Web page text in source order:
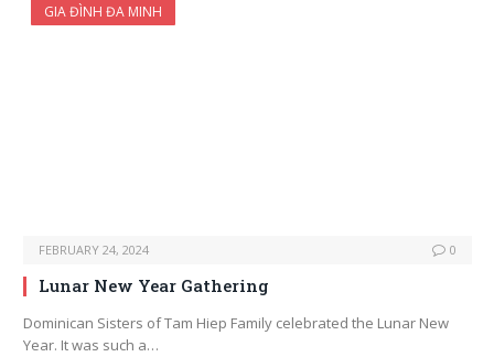
GIA ĐÌNH ĐA MINH
FEBRUARY 24, 2024 0
Lunar New Year Gathering
Dominican Sisters of Tam Hiep Family celebrated the Lunar New
Year. It was such a…